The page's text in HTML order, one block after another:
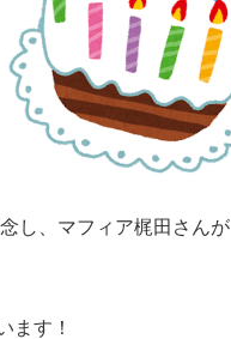
し、マフィア梶田さんが
ます！